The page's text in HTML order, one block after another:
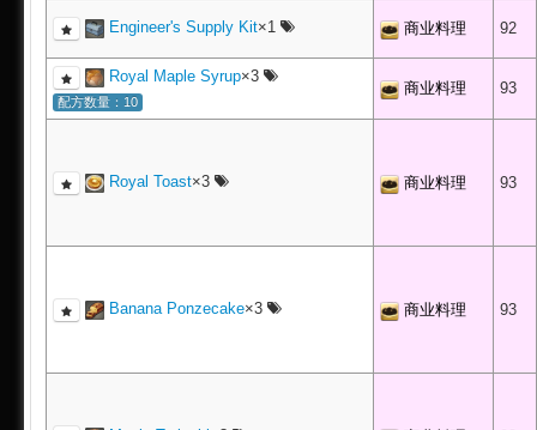
Engineer's Supply Kit×1 商业料理 92
Royal Maple Syrup×3
配方数量：10
商业料理 93
Royal Toast×3 商业料理 93
Banana Ponzecake×3 商业料理 93